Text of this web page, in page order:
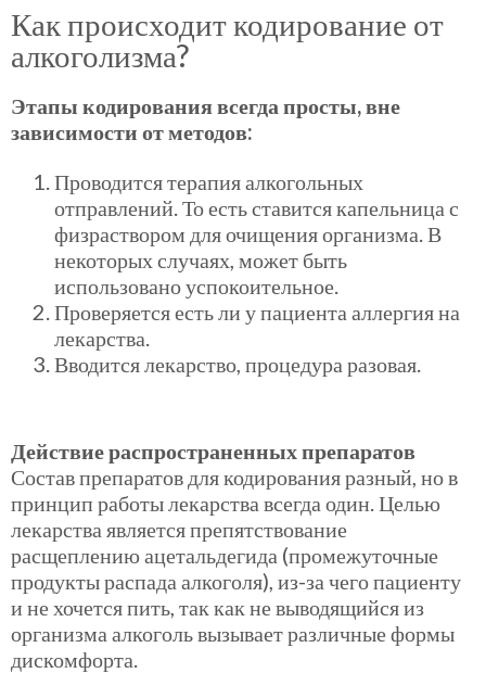
Как происходит кодирование от
алкоголизма?
Этапы кодирования всегда просты, вне
зависимости от методов:
Проводится терапия алкогольных
отправлений. То есть ставится капельница с
физраствором для очищения организма. В
некоторых случаях, может быть
использовано успокоительное.
Проверяется есть ли у пациента аллергия на
лекарства.
Вводится лекарство, процедура разовая.
Действие распространенных препаратов
Состав препаратов для кодирования разный, но в
принцип работы лекарства всегда один. Целью
лекарства является препятствование
расщеплению ацетальдегида (промежуточные
продукты распада алкоголя), из-за чего пациенту
и не хочется пить, так как не выводящийся из
организма алкоголь вызывает различные формы
дискомфорта.